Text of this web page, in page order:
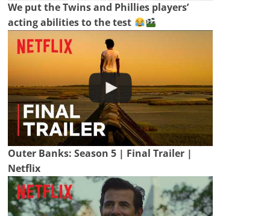
We put the Twins and Phillies players’
acting abilities to the test
Outer Banks: Season 5 | Final Trailer |
Netflix